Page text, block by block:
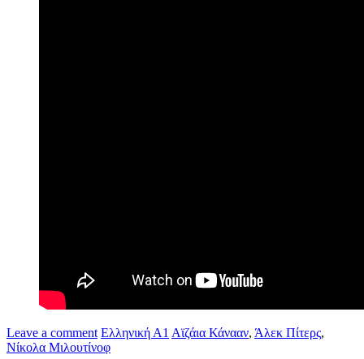
Leave a comment Ελληνική Α1 Αϊζάια Κάνααν, Άλεκ Πίτερς,
Νίκολα Μιλουτίνοφ